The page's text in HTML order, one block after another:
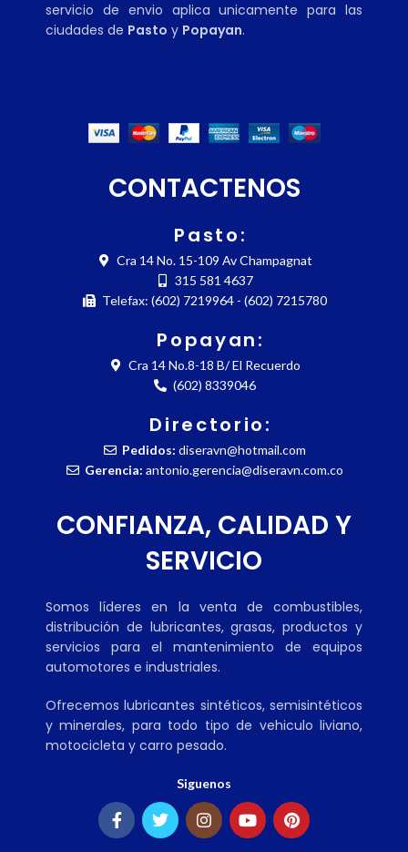
servicio de envio aplica unicamente para las
ciudades de Pasto y Popayan.
CONTACTENOS
Pasto:
Cra 14 No. 15-109 Av Champagnat
315 581 4637
Telefax: (602) 7219964 - (602) 7215780
Popayan:
Cra 14 No.8-18 B/ El Recuerdo
(602) 8339046
Directorio:
Pedidos: diseravn@hotmail.com
Gerencia: antonio.gerencia@diseravn.com.co
CONFIANZA, CALIDAD Y
SERVICIO
Somos líderes en la venta de combustibles,
distribución de lubricantes, grasas, productos y
servicios para el mantenimiento de equipos
automotores e industriales.
Ofrecemos lubricantes sintéticos, semisintéticos
y minerales, para todo tipo de vehiculo liviano,
motocicleta y carro pesado.
Siguenos